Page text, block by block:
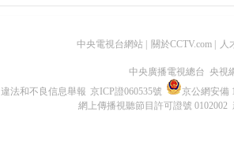
中央電視台網站 關於CCTV.com 人
中央廣播電視總台 央視
違法和不良信息舉報 京ICP證060535號
京公網安備
網上傳播視聽節目許可證號 0102002